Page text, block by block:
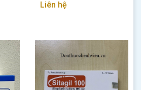
Liên hệ